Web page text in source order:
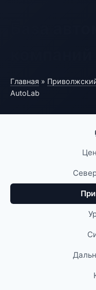
Главная »
AutoLab